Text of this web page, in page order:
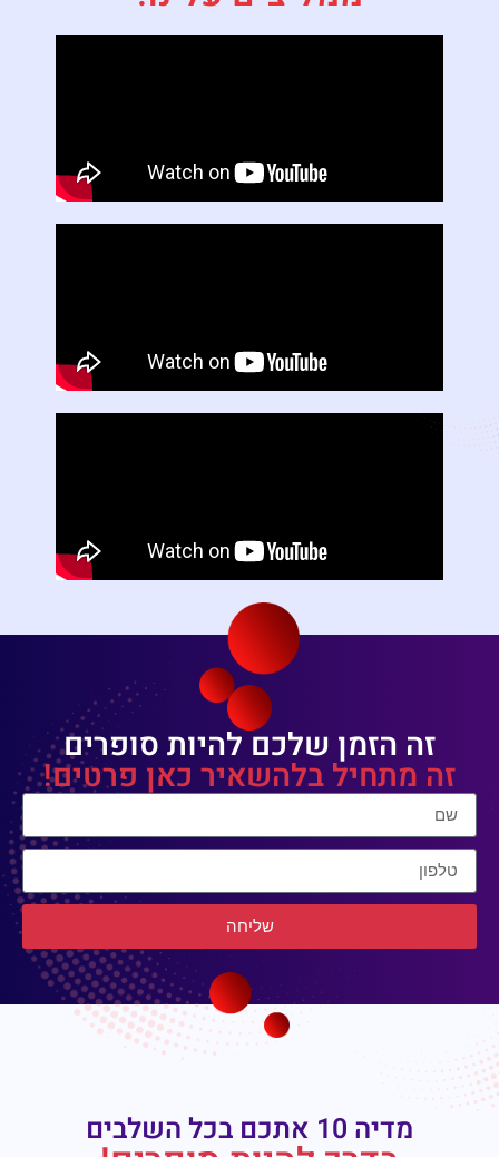
זה הזמן שלכם להיות סופרים
זה מתחיל בלהשאיר כאן פרטים!
שליחה
מדיה 10 אתכם בכל השלבים